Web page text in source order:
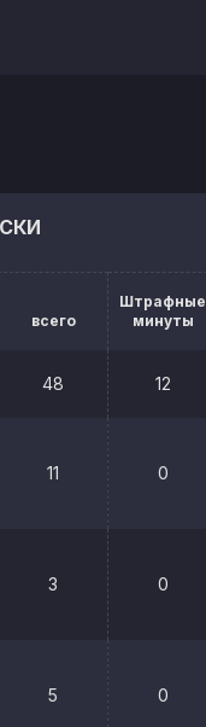
всего
Штрафные
минуты
48 12
11 0
3 0
5 0